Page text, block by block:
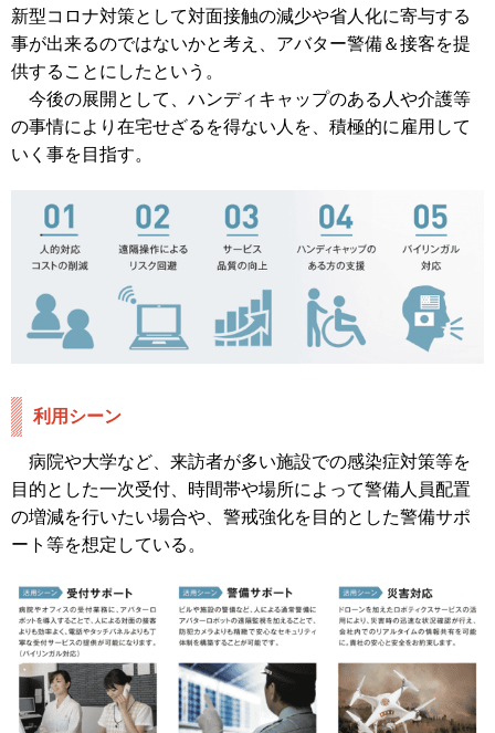
新型コロナ対策として対面接触の減少や省人化に寄与する
事が出来るのではないかと考え、アバター警備＆接客を提
供することにしたという。
今後の展開として、ハンディキャップのある人や介護等
の事情により在宅せざるを得ない人を、積極的に雇用して
いく事を目指す。
利用シーン
病院や大学など、来訪者が多い施設での感染症対策等を
目的とした一次受付、時間帯や場所によって警備人員配置
の増減を行いたい場合や、警戒強化を目的とした警備サポ
ート等を想定している。